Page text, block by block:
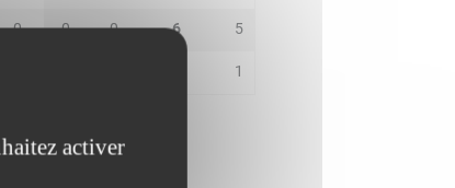
0 0 0 6 5
1
activer